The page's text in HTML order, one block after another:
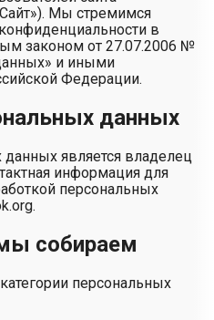
Мы стремимся
в
законом от 27.07.2006 №
и иными
Федерации.
данных
является владелец
информация для
персональных
.
собираем
персональных